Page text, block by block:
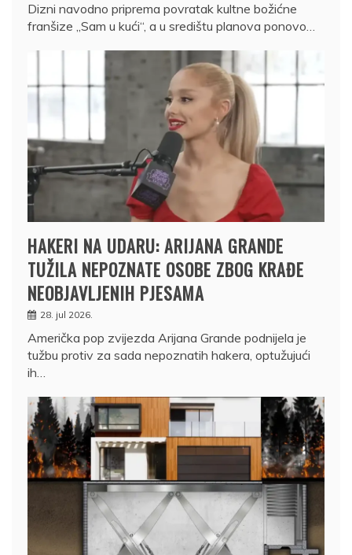
Dizni navodno priprema povratak kultne božićne
franšize „Sam u kući“, a u središtu planova ponovo…
HAKERI NA UDARU: ARIJANA GRANDE
TUŽILA NEPOZNATE OSOBE ZBOG KRAĐE
NEOBJAVLJENIH PJESAMA
28. jul 2026.
Američka pop zvijezda Arijana Grande podnijela je
tužbu protiv za sada nepoznatih hakera, optužujući
ih…